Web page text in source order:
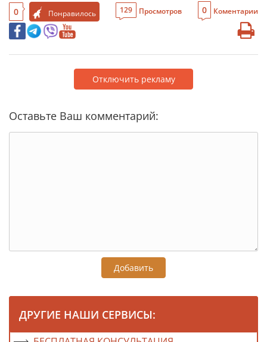
0 Понравилось 129 Просмотров 0 Коментарии
Отключить рекламу
Оставьте Ваш комментарий:
Добавить
ДРУГИЕ НАШИ СЕРВИСЫ: